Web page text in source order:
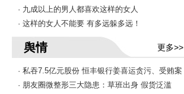
· 九成以上的男人都喜欢这样的女人
· 这样的女人不能要 有多远躲多远！
舆情 更多>>
· 私吞7.5亿元股份 恒丰银行姜喜运贪污、受贿案
· 朋友圈微整形三大隐患：草班出身 假货泛滥